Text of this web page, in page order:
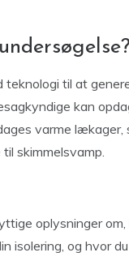
teknologi til at
kan
varme lækager,
skimmelsvamp.
oplysninger
isolering, og hvor